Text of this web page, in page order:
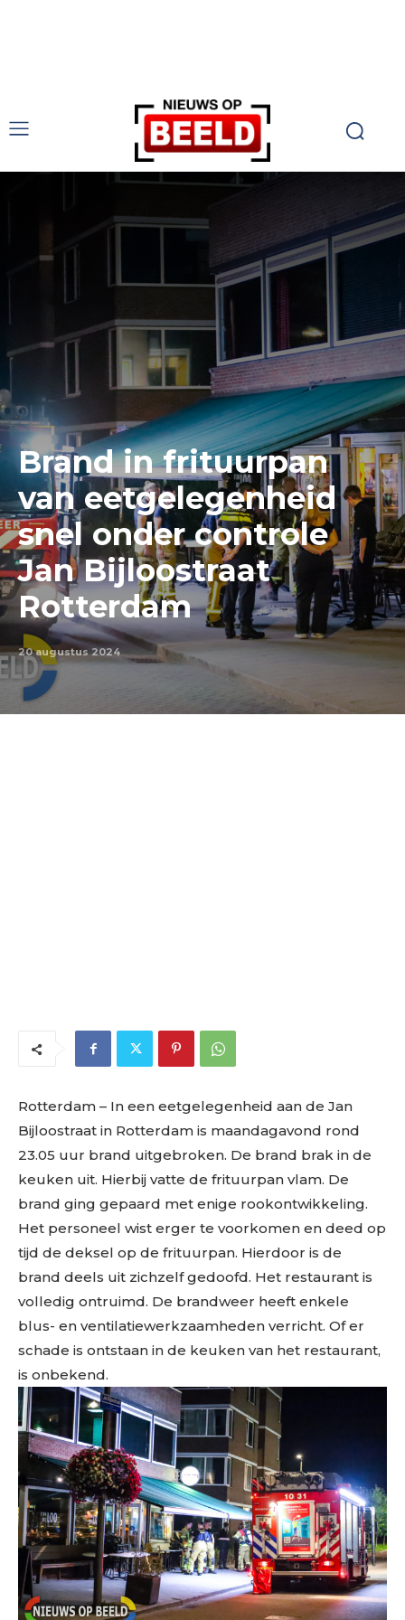
Brand in frituurpan
van eetgelegenheid
snel onder controle
Jan Bijloostraat
Rotterdam
20 augustus 2024
Rotterdam – In een eetgelegenheid aan de Jan
Bijloostraat in Rotterdam is maandagavond rond
23.05 uur brand uitgebroken. De brand brak in de
keuken uit. Hierbij vatte de frituurpan vlam. De
brand ging gepaard met enige rookontwikkeling.
Het personeel wist erger te voorkomen en deed op
tijd de deksel op de frituurpan. Hierdoor is de
brand deels uit zichzelf gedoofd. Het restaurant is
volledig ontruimd. De brandweer heeft enkele
blus- en ventilatiewerkzaamheden verricht. Of er
schade is ontstaan in de keuken van het restaurant,
is onbekend.